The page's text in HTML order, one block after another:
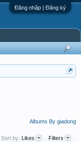
Đăng nhập | Đăng ký
Albums By giadong
Sort by: Likes Filters